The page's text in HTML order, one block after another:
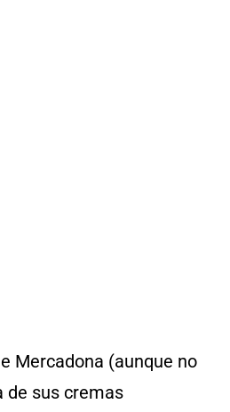
Mercadona (aunque no
de sus cremas